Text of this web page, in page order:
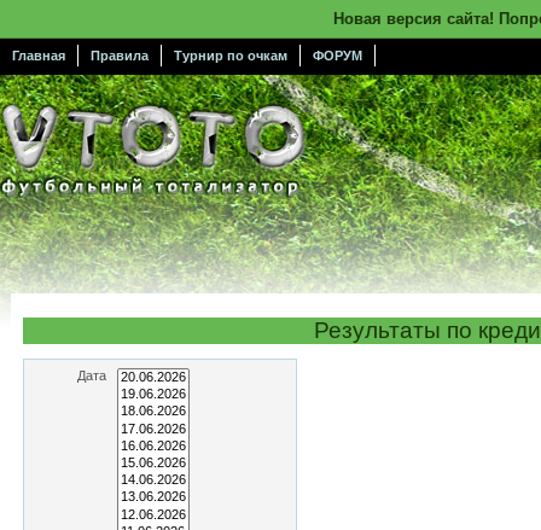
Новая версия сайта!
Главная Правила Турнир по очкам ФОРУМ
Результаты по
Дата